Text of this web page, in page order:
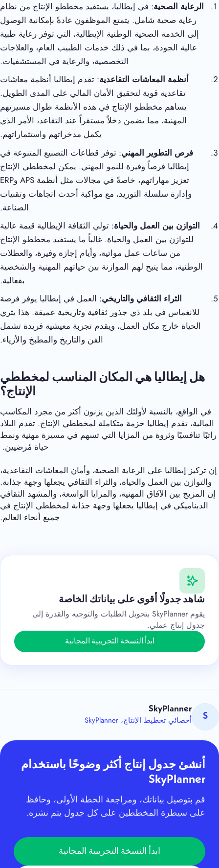
الرعاية الصحية: في إيطاليا، يستفيد مخططو الإنتاج من نظام
رعاية صحية شامل. يتمتع الموظفون عادةً بإمكانية الوصول
إلى الخدمة الصحية الوطنية الإيطالية، التي توفر رعاية طبية
عالية الجودة، بما في ذلك خدمات الطبيب العام، والعلاجات
التخصصية، والرعاية في المستشفيات.
أنظمة المعاشات التقاعدية: تقدم إيطاليا أنظمة معاشات
تقاعدية قوية لتحقيق الأمان المالي على المدى الطويل.
يساهم مخططو الإنتاج في هذه الأنظمة طوال مسيرتهم
المهنية، مما يضمن دخلاً مستقراً عند التقاعد، الأمر الذي
يكمل مدخراتهم واستثماراتهم.
فرص التطوير المهني: توفر قطاعات التصنيع المتنوعة في
إيطاليا فرصاً وفيرة للنمو المهني. يمكن لمخططي الإنتاج
تعزيز مهاراتهم، خاصةً في مجالات مثل أنظمة APS وERP
وإدارة سلسلة التوريد، مع مواكبة أحدث اتجاهات وتقنيات
الصناعة.
التوازن بين العمل والحياة: تولي الثقافة الإيطالية قيمة عالية
للتوازن بين العمل والحياة. غالباً ما يستفيد مخططو الإنتاج
من ساعات عمل مواتية، وأيام إجازة وفيرة، والعطلات
الوطنية، مما يتيح لهم الموازنة بين حياتهم المهنية والشخصية
بفعالية.
الثراء الثقافي والتاريخي: العمل في إيطاليا يوفر فرصة
للانغماس في بلد ذي جذور ثقافية وتاريخية عميقة. هذا يثري
الحياة خارج مكان العمل، ويقدم تجربة معيشية فريدة تشمل
الفن والتاريخ والمطبخ والأزياء.
هل إيطاليا هي المكان المناسب لمخططي
الإنتاج؟
في الواقع، بالنسبة لأولئك الذين يزنون أكثر من مجرد المكاسب
المالية، تقدم إيطاليا حزمة متكاملة لمخططي الإنتاج. تقدم البلاد
راتبًا تنافسيًا وثروة من المزايا التي تسهم في مسيرة مهنية ونمط
حياة مُرضيين.
إن تركيز إيطاليا على الرعاية الصحية، وأمان المعاشات التقاعدية،
والتوازن بين العمل والحياة، والثراء الثقافي يجعلها وجهة جذابة.
إن المزيج بين الآفاق المهنية، والمزايا الواسعة، والمشهد الثقافي
الديناميكي في إيطاليا يجعلها وجهة جذابة لمخططي الإنتاج في
جميع أنحاء العالم.
شاهد جدولًا أقوى على بياناتك الخاصة
يقوم SkyPlanner بتحويل الطلبات والتوجيه والقدرة إلى
جدول إنتاج عملي.
ابدأ النسخة التجريبية المجانية
S
SkyPlanner
أخصائي تخطيط الإنتاج، SkyPlanner
أنشئ جدول إنتاج أكثر وضوحًا باستخدام
SkyPlanner
قم بتوصيل بياناتك، ومراجعة الخطة الأولى، وحافظ
على سيطرة المخططين على كل جدول يتم نشره.
ابدأ النسخة التجريبية المجانية